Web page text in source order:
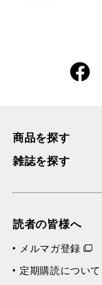
Faceboo
k
X
商品を探す
雑誌を探す
読者の皆様へ
メルマガ登録
定期購読について